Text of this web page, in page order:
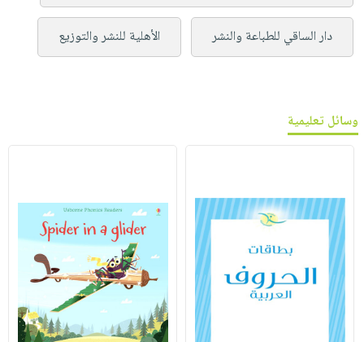
دار الساقي للطباعة والنشر الأهلية للنشر والتوزيع
وسائل تعليمية